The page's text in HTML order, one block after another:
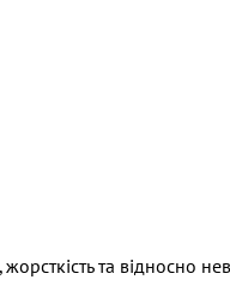
та відносно